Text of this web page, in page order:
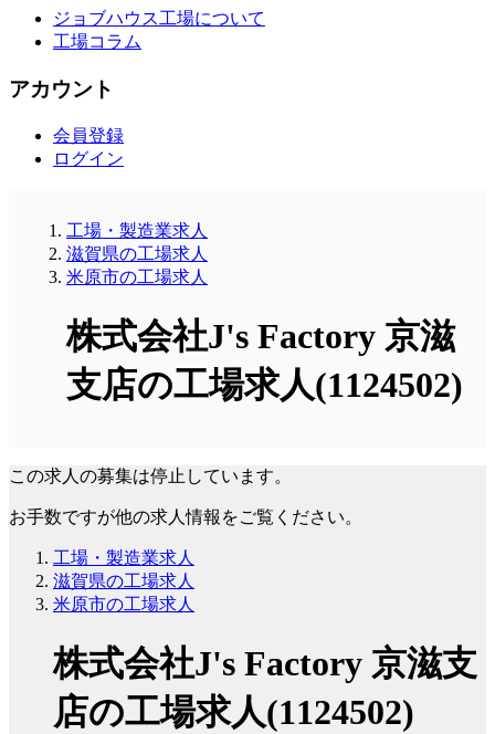
ジョブハウス工場について
工場コラム
アカウント
会員登録
ログイン
工場・製造業求人
滋賀県の工場求人
米原市の工場求人
株式会社J's Factory 京滋
支店の工場求人(1124502)
この求人の募集は停止しています。
お手数ですが他の求人情報をご覧ください。
工場・製造業求人
滋賀県の工場求人
米原市の工場求人
株式会社J's Factory 京滋支
店の工場求人(1124502)